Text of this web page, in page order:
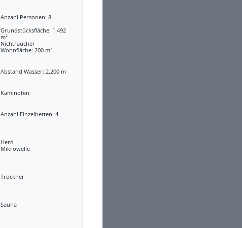
Anzahl Personen: 8
Grundstücksfläche: 1.492
m²
Nichtraucher
Wohnfläche: 200 m²
Abstand Wasser: 2.200 m
Kaminofen
Anzahl Einzelbetten: 4
Herd
Mikrowelle
Trockner
Sauna